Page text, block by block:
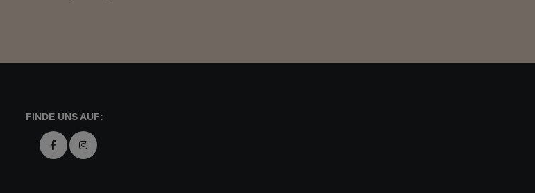
FINDE UNS AUF: